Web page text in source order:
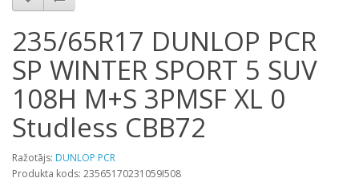
235/65R17 DUNLOP PCR
SP WINTER SPORT 5 SUV
108H M+S 3PMSF XL 0
Studless CBB72
Ražotājs: DUNLOP PCR
Produkta kods: 23565170231059I508